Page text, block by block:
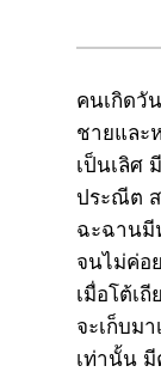
คนเกิดวั
ชายและ
เป็นเลิศ
ประณีต ส
ฉะฉานมี
จนไม่ค่อ
เมื่อโต้เ
จะเก็บม
เท่านั้น มี